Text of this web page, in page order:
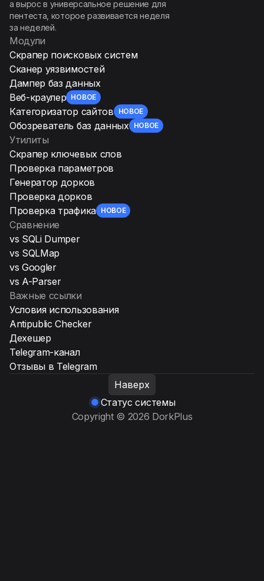
а вырос в универсальное решение для
пентеста, которое развивается неделя
за неделей.
Модули
Скрапер поисковых систем
Сканер уязвимостей
Дампер баз данных
Веб-краулер НОВОЕ
Категоризатор сайтов НОВОЕ
Обозреватель баз данных НОВОЕ
Утилиты
Скрапер ключевых слов
Проверка параметров
Генератор дорков
Проверка дорков
Проверка трафика
НОВОЕ
Сравнение
vs SQLi Dumper
vs SQLMap
vs Googler
vs A-Parser
Важные ссылки
Условия использования
Antipublic Checker
Дехешер
Telegram-канал
Отзывы в Telegram
Наверх
Статус системы
Copyright © 2026 DorkPlus